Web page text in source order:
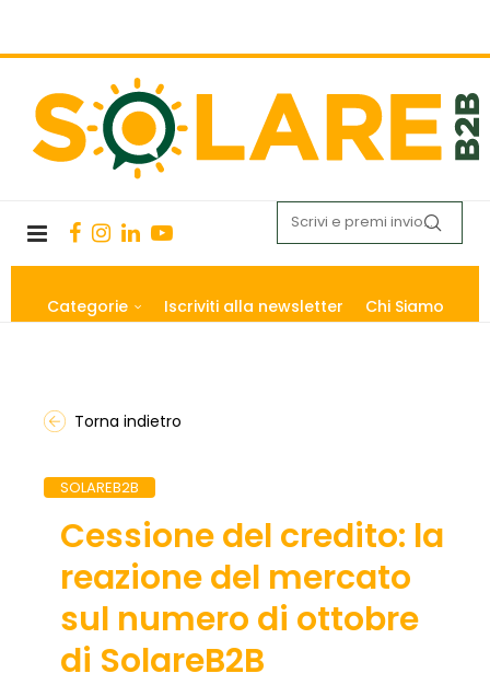
Categorie Iscriviti alla newsletter Chi Siamo
Torna indietro
SOLAREB2B
Cessione del credito: la
reazione del mercato
sul numero di ottobre
di SolareB2B